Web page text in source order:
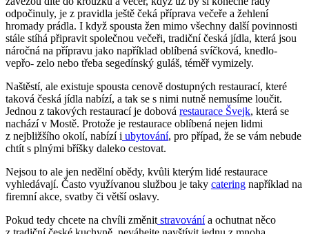
odpočinuly, je z pravidla ještě čeká příprava večeře a žehlení
hromady prádla. I když spousta žen mimo všechny další povinnosti
stále stíhá připravit společnou večeři, tradiční česká jídla, která jsou
náročná na přípravu jako například oblíbená svíčková, knedlo-
vepřo- zelo nebo třeba segedínský guláš, téměř vymizely.
Naštěstí, ale existuje spousta cenově dostupných restaurací, které
taková česká jídla nabízí, a tak se s nimi nutně nemusíme loučit.
Jednou z takových restaurací je dobová restaurace Švejk, která se
nachází v Mostě. Protože je restaurace oblíbená nejen lidmi
z nejbližšího okolí, nabízí i ubytování, pro případ, že se vám nebude
chtít s plnými bříšky daleko cestovat.
Nejsou to ale jen nedělní obědy, kvůli kterým lidé restaurace
vyhledávají. Často využívanou službou je taky catering například na
firemní akce, svatby či větší oslavy.
Pokud tedy chcete na chvíli změnit stravovánía ochutnat něco